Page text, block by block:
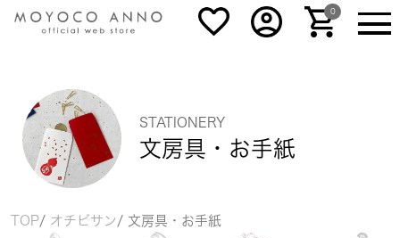
STATIONERY 0
STATIONERY
文房具・お手紙
TOP オチビサン 文房具・お手紙